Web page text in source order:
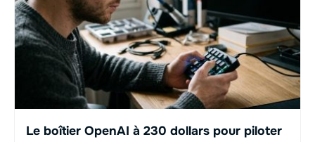
Le boîtier OpenAI à 230 dollars pour piloter